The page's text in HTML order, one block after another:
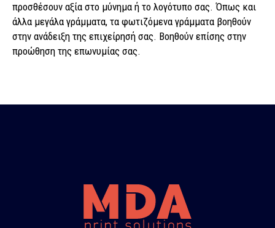
προσθέσουν αξία στο μύνημα ή το λογότυπο σας. Όπως και
άλλα μεγάλα γράμματα, τα φωτιζόμενα γράμματα βοηθούν
στην ανάδειξη της επιχείρησή σας. Βοηθούν επίσης στην
προώθηση της επωνυμίας σας.